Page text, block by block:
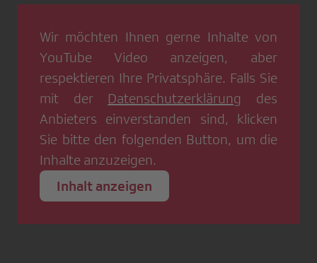
Wir möchten Ihnen gerne Inhalte von
YouTube Video anzeigen, aber
respektieren Ihre Privatsphäre. Falls Sie
mit der Datenschutzerklärung
des
Anbieters einverstanden sind, klicken
Sie bitte den folgenden Button, um die
Inhalte anzuzeigen.
Inhalt anzeigen